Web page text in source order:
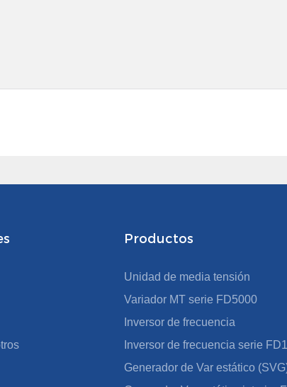
Productos
Unidad de media tensión
Variador MT serie FD5000
Inversor de frecuencia
Inversor de frecuencia serie
Generador de Var estático